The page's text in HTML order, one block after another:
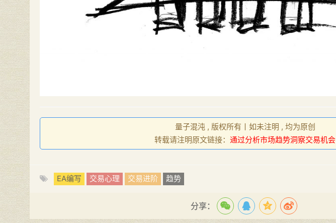
量子混沌 , 版权所有丨如未注明 , 均为原创
转载请注明原文链接： 通过分析市场趋势洞察交易机会
EA编写 交易心理 交易进阶 趋势
分享：